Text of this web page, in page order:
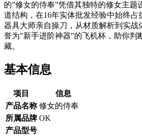
的”修女的侍奉”凭借其独特的修女主题
道结构，在16年实体批发经验中始终占
器具大师亲自操刀，从材质解析到实战
誉为”新手进阶神器”的飞机杯，助你判
藏。
基本信息
项目
信息
产品名称 修女的侍奉
所属品牌 OK
产品型号